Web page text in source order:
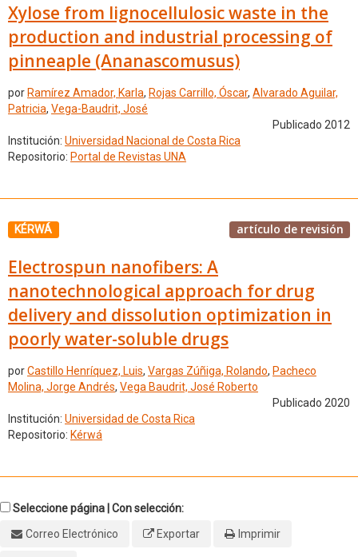
Xylose from lignocellulosic waste in the
production and industrial processing of
pinneaple (Ananascomusus)
por Ramírez Amador, Karla, Rojas Carrillo, Óscar, Alvarado Aguilar,
Patricia, Vega-Baudrit, José
Publicado 2012
Institución: Universidad Nacional de Costa Rica
Repositorio: Portal de Revistas UNA
KÉRWÁ artículo de revisión
Electrospun nanofibers: A
nanotechnological approach for drug
delivery and dissolution optimization in
poorly water-soluble drugs
porCastillo Henríquez, Luis, Vargas Zúñiga, Rolando, Pacheco
Molina, Jorge Andrés, Vega Baudrit, José Roberto
Publicado 2020
Institución: Universidad de Costa Rica
Repositorio: Kérwá
Seleccione página | Con selección:
Correo Electrónico
Exportar Imprimir